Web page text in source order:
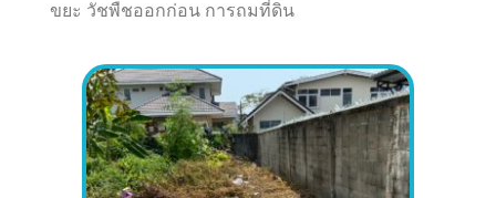
ขยะ วัชพืชออกก่อน การถมที่ดิน